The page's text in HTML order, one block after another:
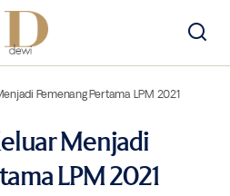
Pemenang Pertama LPM 2021
Menjadi
LPM 2021